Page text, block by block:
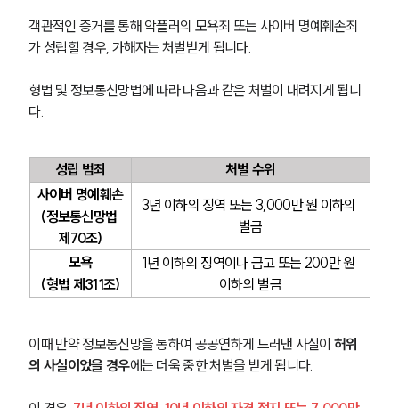
그룹소개
오시는 길
글로벌 파트너 로펌
고객의 소리
객관적인 증거를 통해 악플러의 모욕죄 또는 사이버 명예훼손죄
가 성립할 경우, 가해자는 처벌받게 됩니다.
형법 및 정보통신망법에 따라 다음과 같은 처벌이 내려지게 됩니
다.
성립 범죄
처벌 수위
사이버 명예훼손
(정보통신망법
제70조)
3년 이하의 징역 또는 3,000만 원 이하의
벌금
모욕
(형법 제311조)
1년 이하의 징역이나 금고 또는 200만 원
이하의 벌금
이때 만약 정보통신망을 통하여 공공연하게 드러낸 사실이 허위
의 사실이었을 경우에는 더욱 중한 처벌을 받게 됩니다.